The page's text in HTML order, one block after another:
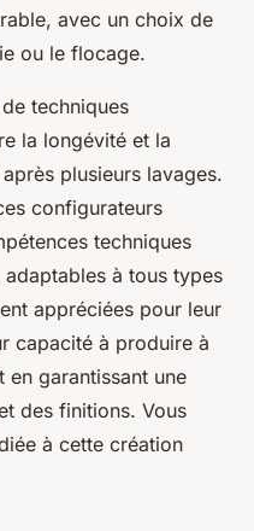
avec un choix de
ou le flocage.
techniques
la longévité et la
plusieurs lavages.
configurateurs
techniques
à tous types
appréciées pour leur
capacité à produire à
garantissant une
des finitions. Vous
à cette création